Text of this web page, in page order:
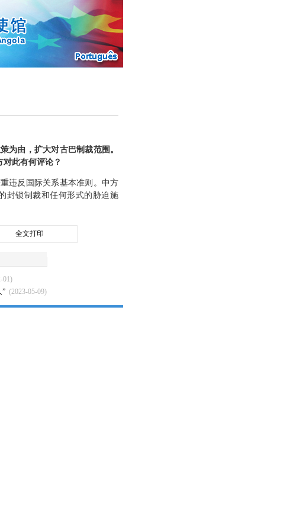
为由，扩大对古巴制裁范围。
此有何评论？
违反国际关系基本准则。中方
封锁制裁和任何形式的胁迫施
全文打印
01)
” (2023-05-09)